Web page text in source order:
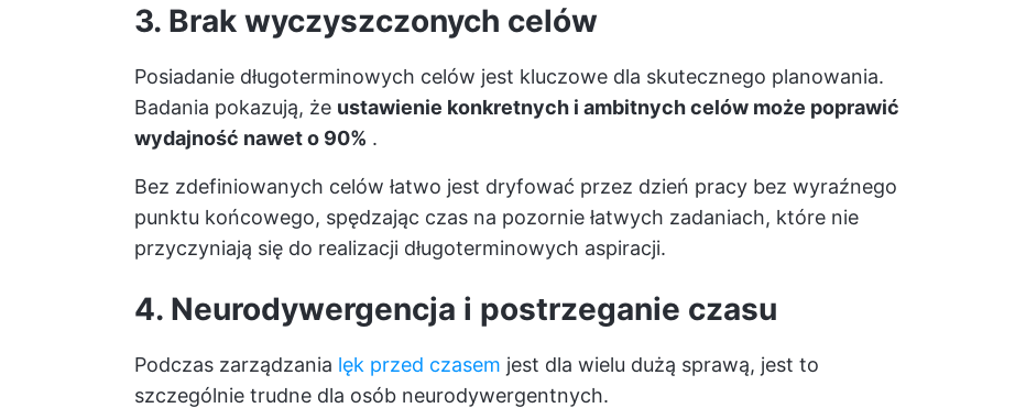
3. Brak wyczyszczonych celów
Posiadanie długoterminowych celów jest kluczowe dla skutecznego planowania.
Badania pokazują, że ustawienie konkretnych i ambitnych celów może poprawić
wydajność nawet o 90% .
Bez zdefiniowanych celów łatwo jest dryfować przez dzień pracy bez wyraźnego
punktu końcowego, spędzając czas na pozornie łatwych zadaniach, które nie
przyczyniają się do realizacji długoterminowych aspiracji.
4. Neurodywergencja i postrzeganie czasu
Podczas zarządzania lęk przed czasem jest dla wielu dużą sprawą, jest to
szczególnie trudne dla osób neurodywergentnych.